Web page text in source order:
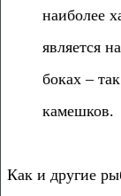
наиболее
является
боках –
камешков.
Как и другие